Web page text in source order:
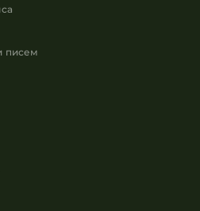
писем